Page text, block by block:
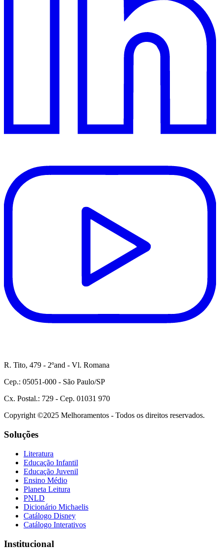
R. Tito, 479 - 2ºand - Vl. Romana
Cep.: 05051-000 - São Paulo/SP
Cx. Postal.: 729 - Cep. 01031 970
Copyright ©2025 Melhoramentos - Todos os direitos reservados.
Soluções
Literatura
Educação Infantil
Educação Juvenil
Ensino Médio
Planeta Leitura
PNLD
Dicionário Michaelis
Catálogo Disney
Catálogo Interativos
Institucional